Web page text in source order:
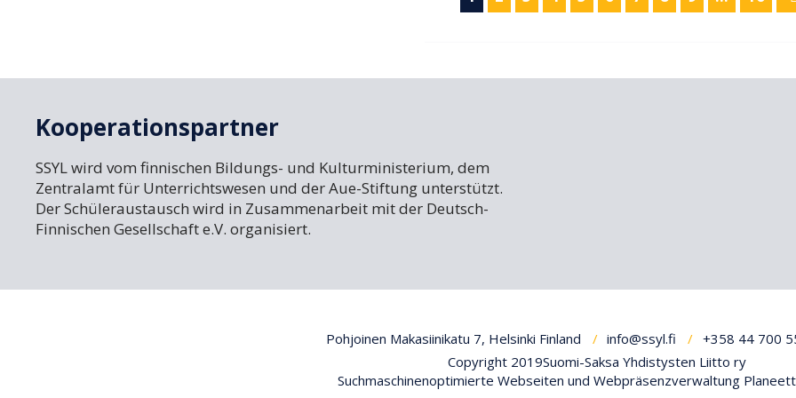
Kooperationspartner
SSYL wird vom finnischen Bildungs- und Kulturministerium, dem
Zentralamt für Unterrichtswesen und der Aue-Stiftung unterstützt.
Der Schüleraustausch wird in Zusammenarbeit mit der Deutsch-
Finnischen Gesellschaft e.V. organisiert.
Pohjoinen Makasiinikatu 7, Helsinki Finland info@ssyl.fi +358 44 700
Copyright 2019Suomi-Saksa Yhdistysten Liitto ry
Suchmaschinenoptimierte Webseiten und Webpräsenzverwaltung